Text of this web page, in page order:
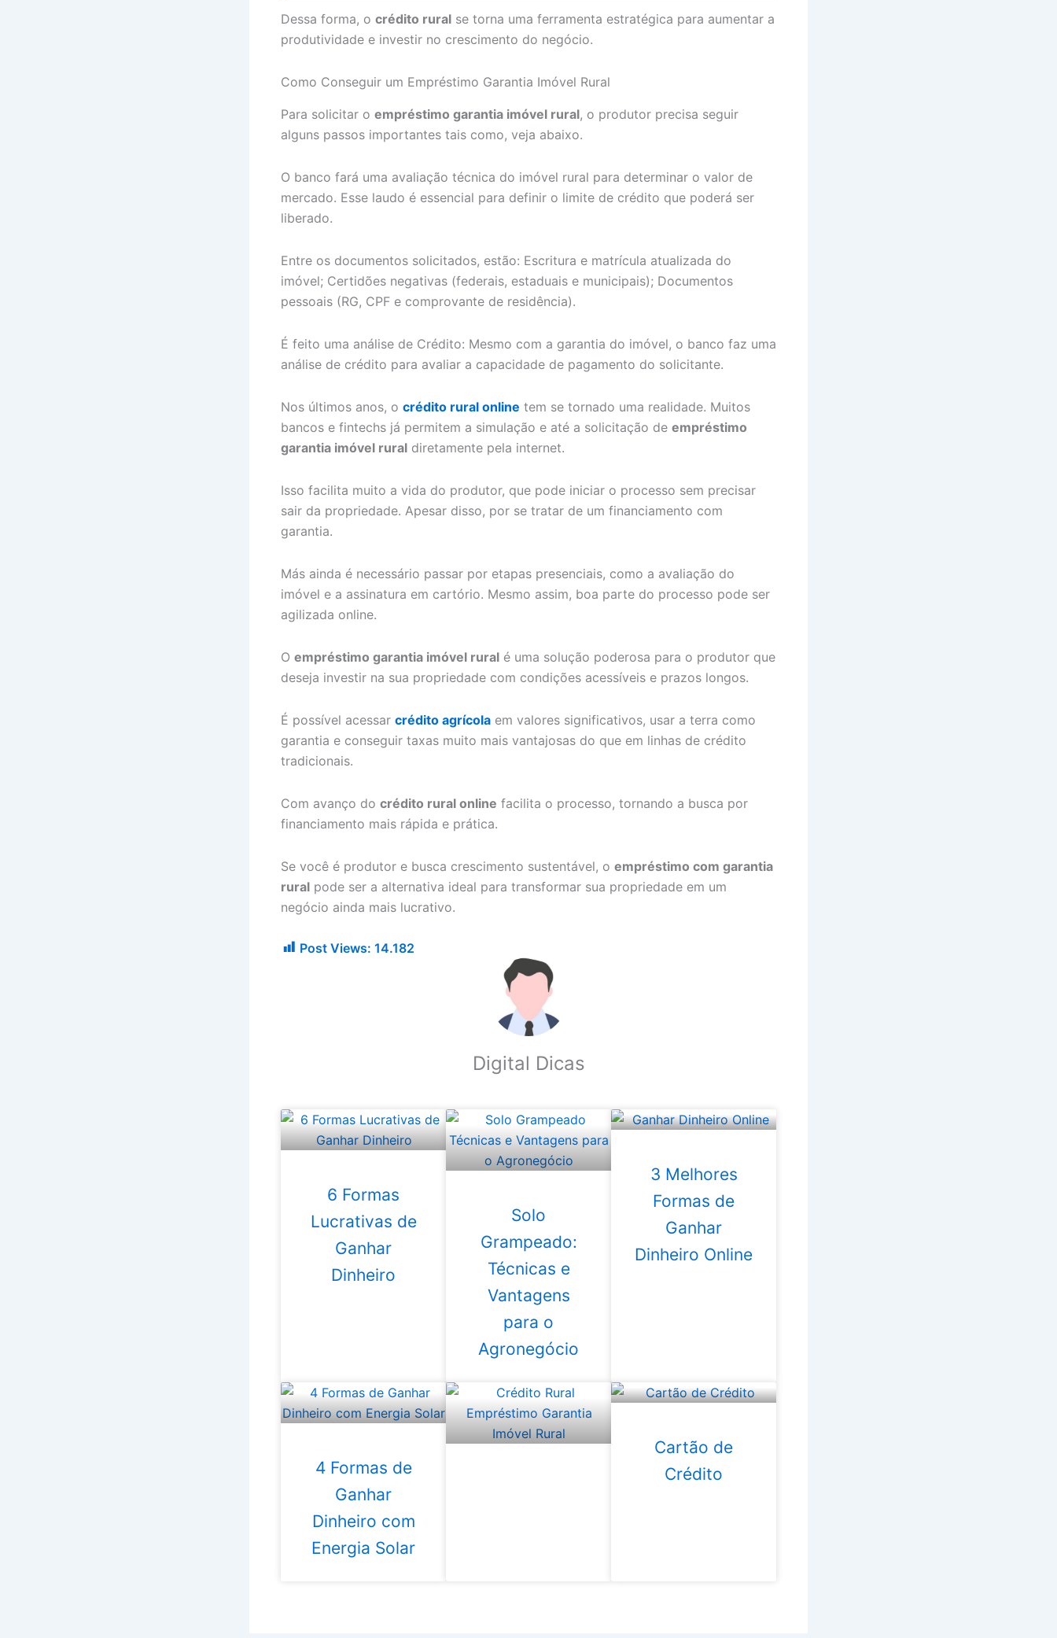
Dessa forma, o crédito rural se torna uma ferramenta estratégica para aumentar a
produtividade e investir no crescimento do negócio.
Como Conseguir um Empréstimo Garantia Imóvel Rural
Para solicitar o empréstimo garantia imóvel rural, o produtor precisa seguir
alguns passos importantes tais como, veja abaixo.
O banco fará uma avaliação técnica do imóvel rural para determinar o valor de
mercado. Esse laudo é essencial para definir o limite de crédito que poderá ser
liberado.
Entre os documentos solicitados, estão: Escritura e matrícula atualizada do
imóvel; Certidões negativas (federais, estaduais e municipais); Documentos
pessoais (RG, CPF e comprovante de residência).
É feito uma análise de Crédito: Mesmo com a garantia do imóvel, o banco faz uma
análise de crédito para avaliar a capacidade de pagamento do solicitante.
Nos últimos anos, o crédito rural online tem se tornado uma realidade. Muitos
bancos e fintechs já permitem a simulação e até a solicitação de empréstimo
garantia imóvel rural diretamente pela internet.
Isso facilita muito a vida do produtor, que pode iniciar o processo sem precisar
sair da propriedade. Apesar disso, por se tratar de um financiamento com
garantia.
Más ainda é necessário passar por etapas presenciais, como a avaliação do
imóvel e a assinatura em cartório. Mesmo assim, boa parte do processo pode ser
agilizada online.
O empréstimo garantia imóvel rural é uma solução poderosa para o produtor que
deseja investir na sua propriedade com condições acessíveis e prazos longos.
É possível acessar crédito agrícola em valores significativos, usar a terra como
garantia e conseguir taxas muito mais vantajosas do que em linhas de crédito
tradicionais.
Com avanço do crédito rural online facilita o processo, tornando a busca por
financiamento mais rápida e prática.
Se você é produtor e busca crescimento sustentável, o empréstimo com garantia
rural pode ser a alternativa ideal para transformar sua propriedade em um
negócio ainda mais lucrativo.
Post Views: 14.182
Digital Dicas
6 Formas
Lucrativas de
Ganhar
Dinheiro
Solo
Grampeado:
Técnicas e
Vantagens
para o
Agronegócio
3 Melhores
Formas de
Ganhar
Dinheiro Online
4 Formas de
Ganhar
Dinheiro com
Energia Solar
Cartão de
Crédito